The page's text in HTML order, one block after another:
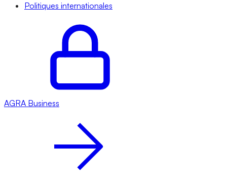
Politiques internationales
AGRA Business